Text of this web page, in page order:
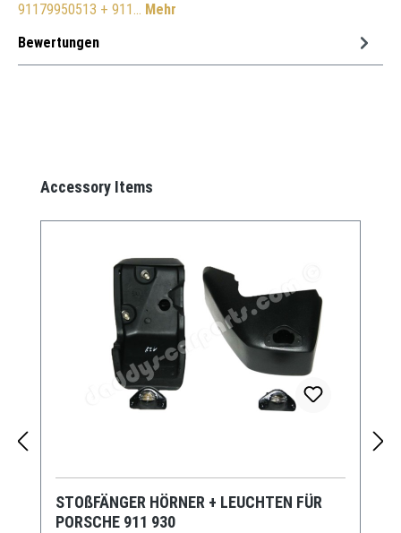
91179950513 + 911… Mehr
Bewertungen
Produktgalerie überspringen
Accessory Items
STOßFÄNGER HÖRNER + LEUCHTEN FÜR
PORSCHE 911 930